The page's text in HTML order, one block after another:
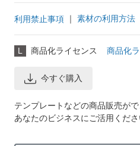
利用禁止事項 ｜ 素材の利用方法
L 商品化ライセンス 商品化
今すぐ購入
テンプレートなどの商品販売がで
あなたのビジネスにご活用くださ